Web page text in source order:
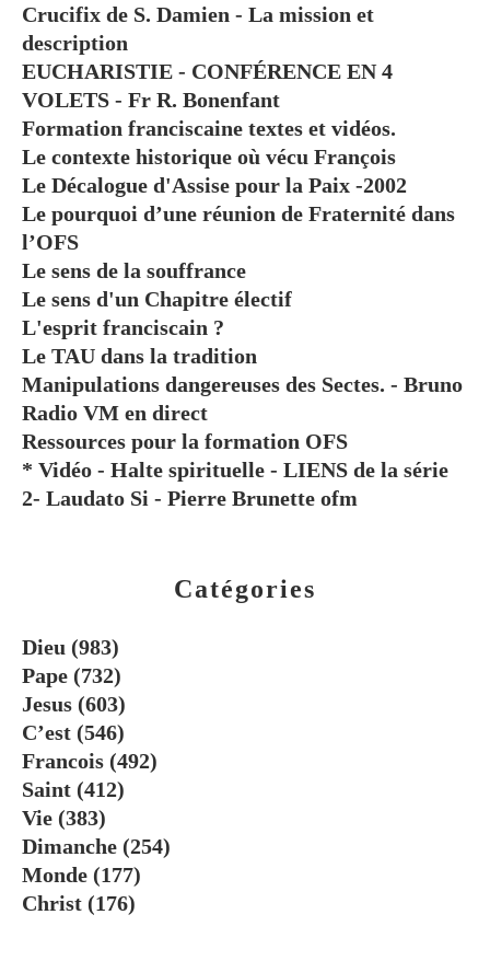
Catégories
Dieu (983)
Pape (732)
Jesus (603)
C’est (546)
Francois (492)
Saint (412)
Vie (383)
Dimanche (254)
Monde (177)
Christ (176)
Crucifix de S. Damien - La mission et
description
EUCHARISTIE - CONFÉRENCE EN 4
VOLETS - Fr R. Bonenfant
Formation franciscaine textes et vidéos.
Le contexte historique où vécu François
Le Décalogue d'Assise pour la Paix -2002
Le pourquoi d’une réunion de Fraternité dans
l’OFS
Le sens de la souffrance
Le sens d'un Chapitre électif
L'esprit franciscain ?
Le TAU dans la tradition
Manipulations dangereuses des Sectes. - Bruno
Radio VM en direct
Ressources pour la formation OFS
* Vidéo - Halte spirituelle - LIENS de la série
2- Laudato Si - Pierre Brunette ofm